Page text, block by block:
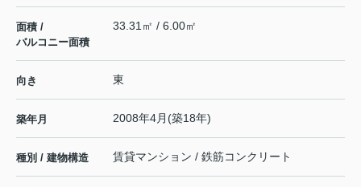
面積 /
バルコニー面積
33.31㎡ / 6.00㎡
向き 東
築年月 2008年4月(築18年)
種別 / 建物構造 賃貸マンション / 鉄筋コンクリート